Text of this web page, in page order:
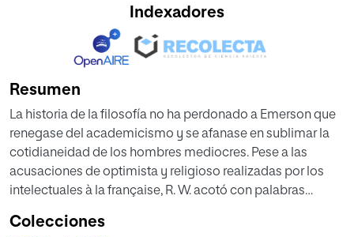
Indexadores
Resumen
La historia de la filosofía no ha perdonado a Emerson que
renegase del academicismo y se afanase en sublimar la
cotidianeidad de los hombres mediocres. Pese a las
acusaciones de optimista y religioso realizadas por los
intelectuales à la française, R. W. acotó con palabras
partiendo desde lo individual para desembocar en la
Colecciones